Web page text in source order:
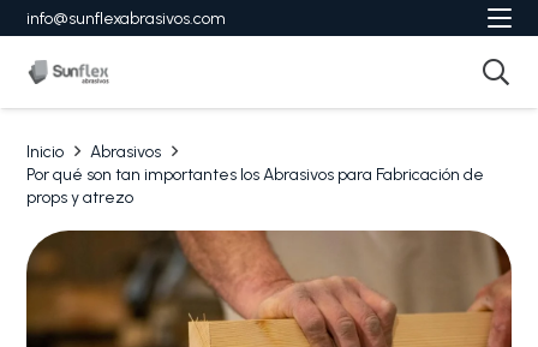
info@sunflexabrasivos.com
Inicio
Abrasivos
Por qué son tan importantes los Abrasivos para Fabricación de
props y atrezo